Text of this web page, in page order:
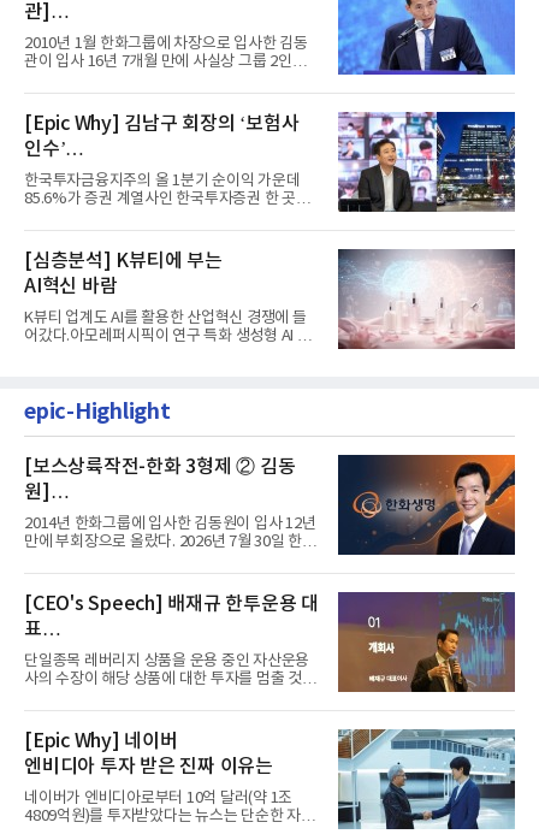
관]
입사 16년 만에 수석부회장 … 경영승
계 ‘초읽기’
2010년 1월 한화그룹에 차장으로 입사한 김동
관이 입사 16년 7개월 만에 사실상 그룹 2인자
[Epic Why] 김남구 회장의 ‘보험사
인수’
발걸음이 신중해진 배경은?
한국투자금융지주의 올 1분기 순이익 가운데
85.6%가 증권 계열사인 한국투자증권 한 곳에
[심층분석] K뷰티에 부는
AI혁신 바람
K뷰티 업계도 AI를 활용한 산업혁신 경쟁에 들
어갔다.아모레퍼시픽이 연구 특화 생성형 AI 플
epic-Highlight
[보스상륙작전-한화 3형제 ② 김동
원]
입사 12년 만에 금융계열 수장 등극
2014년 한화그룹에 입사한 김동원이 입사 12년
만에 부회장으로 올랐다. 2026년 7월 30일 한화
[CEO's Speech] 배재규 한투운용 대
표
“개별종목 레버리지 투자 지금이라도
멈춰라”
단일종목 레버리지 상품을 운용 중인 자산운용
사의 수장이 해당 상품에 대한 투자를 멈출 것을
[Epic Why] 네이버
엔비디아 투자 받은 진짜 이유는
네이버가 엔비디아로부터 10억 달러(약 1조
4809억원)를 투자받았다는 뉴스는 단순한 자금